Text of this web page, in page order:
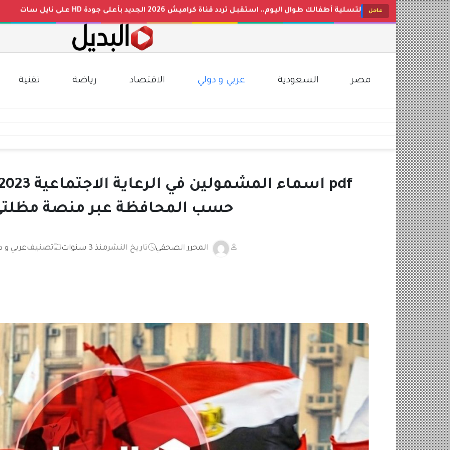
عاجل
أغاني البيبي المفضلة.. تردد قناة وناسة بيبي 2026 Wanasah Baby TV على النايل سات بجودة HD
أغاني البيبي المفضلة.. تردد قناة طيور الجنة 2026 Toyor Al-Janah على نايل سات
رابط الاستعلام عن نتائج الامتحانات برقم الجلوس والاسم عبر موقع الوزارة
مصر السعودية عربي و دولي الاقتصاد رياضة تقنية
حسب المحافظة عبر منصة
المحرر الصحفي تاريخ النشرمنذ 3 سنوات تصنيفعربي و